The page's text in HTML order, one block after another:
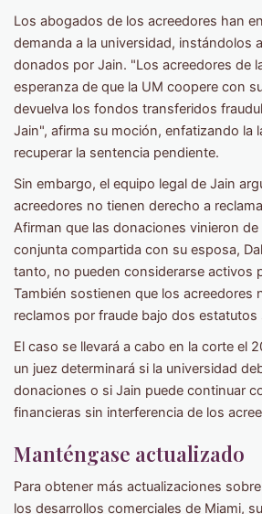
Los abogados de los acreedores han
demanda a la universidad, instándolos
donados por Jain. "Los acreedores de
esperanza de que la UM coopere con
devuelva los fondos transferidos
Jain", afirma su moción, enfatizando la
recuperar la sentencia pendiente.
Sin embargo, el equipo legal de Jain
acreedores no tienen derecho a
Afirman que las donaciones vinieron
conjunta compartida con su esposa,
tanto, no pueden considerarse activos
También sostienen que los acreedores
reclamos por fraude bajo dos estatutos
El caso se llevará a cabo en la corte el
un juez determinará si la universidad
donaciones o si Jain puede continuar
financieras sin interferencia de los
Manténgase actualizado
Para obtener más actualizaciones
los desarrollos comerciales de Miami,